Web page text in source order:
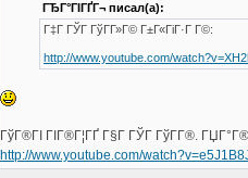
ГЂГ°ГІГҐГ¬ писал(а):
Г‡Г ГЎГ ГўГ­Г»Г© Г±Г«ГіГ·Г Г©:
http://www.youtube.com/
ГўГ®ГІ ГІГ®Г¦ГҐ Г§Г ГЎГ ГўГ­Г®.
http://www.youtube.com/